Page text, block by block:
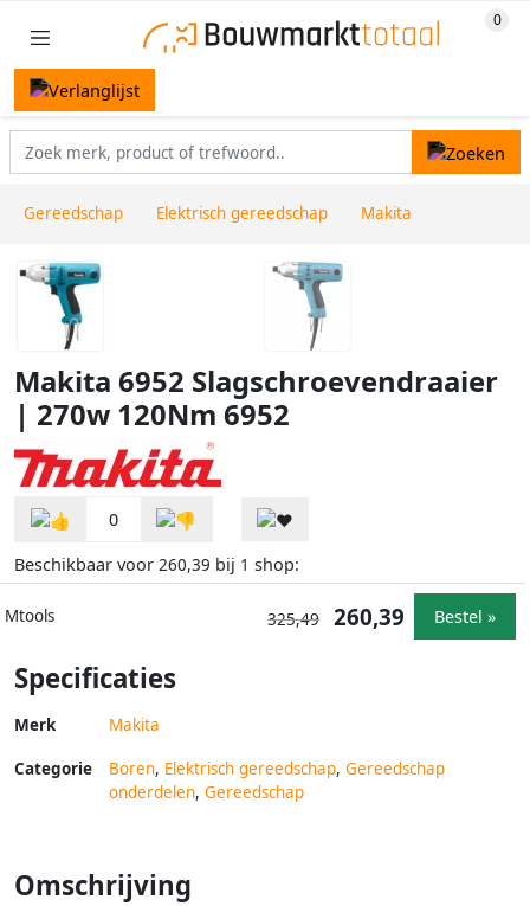
Gereedschap Elektrisch gereedschap Makita
Makita 6952 Slagschroevendraaier
| 270w 120Nm 6952
0
Beschikbaar voor 260,39 bij 1 shop:
Mtools 325,49 260,39 Bestel »
Specificaties
Merk Makita
Categorie Boren, Elektrisch gereedschap, Gereedschap
onderdelen, Gereedschap
Omschrijving